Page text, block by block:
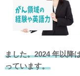
ました。2024 年以降
っています。